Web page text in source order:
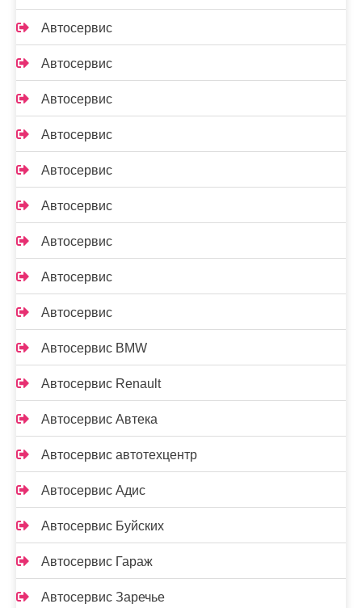
Автосервис
Автосервис
Автосервис
Автосервис
Автосервис
Автосервис
Автосервис
Автосервис
Автосервис
Автосервис BMW
Автосервис Renault
Автосервис Автека
Автосервис автотехцентр
Автосервис Адис
Автосервис Буйских
Автосервис Гараж
Автосервис Заречье